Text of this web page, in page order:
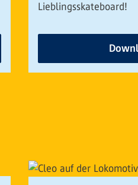
Lieblingsskateboard!